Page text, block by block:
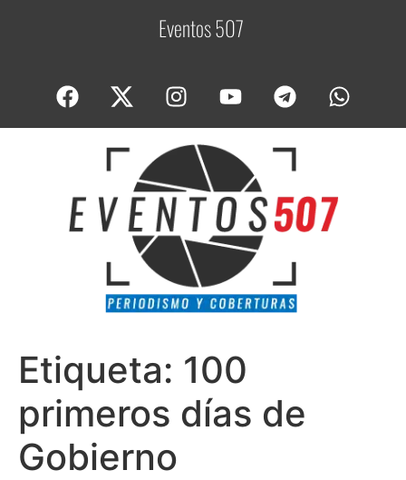
Eventos 507C
Etiqueta: 100
primeros días de
Gobierno